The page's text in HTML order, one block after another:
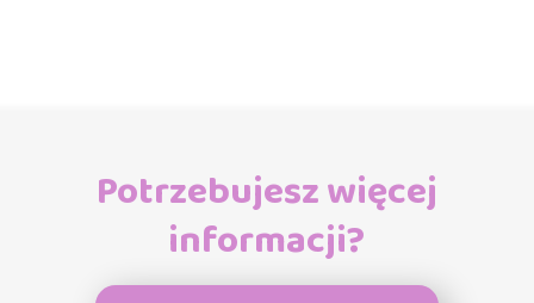
Potrzebujesz więcej
informacji?